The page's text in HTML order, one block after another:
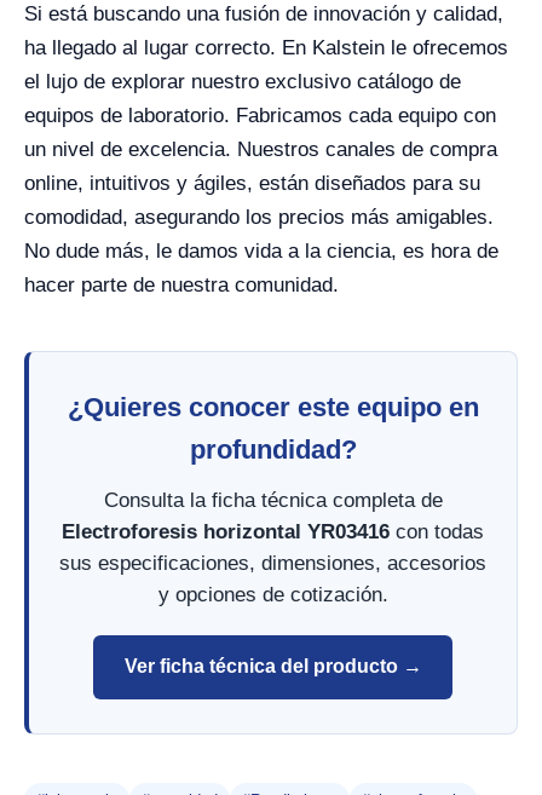
Si está buscando una fusión de innovación y calidad,
ha llegado al lugar correcto. En Kalstein le ofrecemos
el lujo de explorar nuestro exclusivo catálogo de
equipos de laboratorio. Fabricamos cada equipo con
un nivel de excelencia. Nuestros canales de compra
online, intuitivos y ágiles, están diseñados para su
comodidad, asegurando los precios más amigables.
No dude más, le damos vida a la ciencia, es hora de
hacer parte de nuestra comunidad.
¿Quieres conocer este equipo en
profundidad?
Consulta la ficha técnica completa de
Electroforesis horizontal YR03416 con todas
sus especificaciones, dimensiones, accesorios
y opciones de cotización.
Ver ficha técnica del producto →